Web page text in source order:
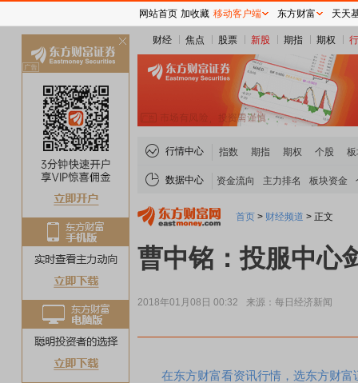
财经 焦点 股票 新股 期指 期权
行情中心 指数 期指 期权 个股
数据中心 资金流向 主力排名 板块资金
首页 > 财经频道 > 正文
曹中铭：投服中心
2018年01月08日 00:32 来源：每日经济新闻
在东方财富看资讯行情，选东方财富
网站首页 加收藏 移动客户端 东方财富 天天
关